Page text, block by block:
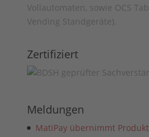
Vollautomaten, sowie OCS
Vending Standgeräte).
Zertifiziert
Meldungen
MatiPay übernimmt